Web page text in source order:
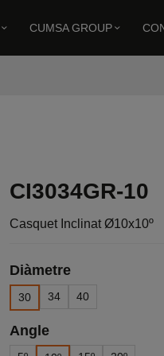
CUMSA GROUP
CI3034GR-10
Casquet Inclinat Ø10x10º
Diàmetre
30 34 40
Angle